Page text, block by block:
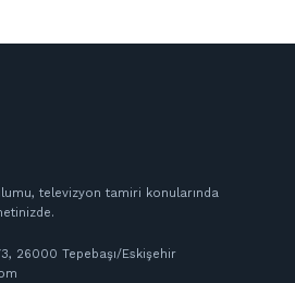
televizyon tamiri konularında
26000 Tepebaşı/Eskişehir